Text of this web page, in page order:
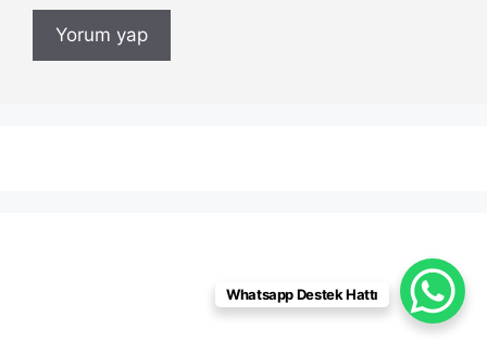
Whatsapp Destek Hattı